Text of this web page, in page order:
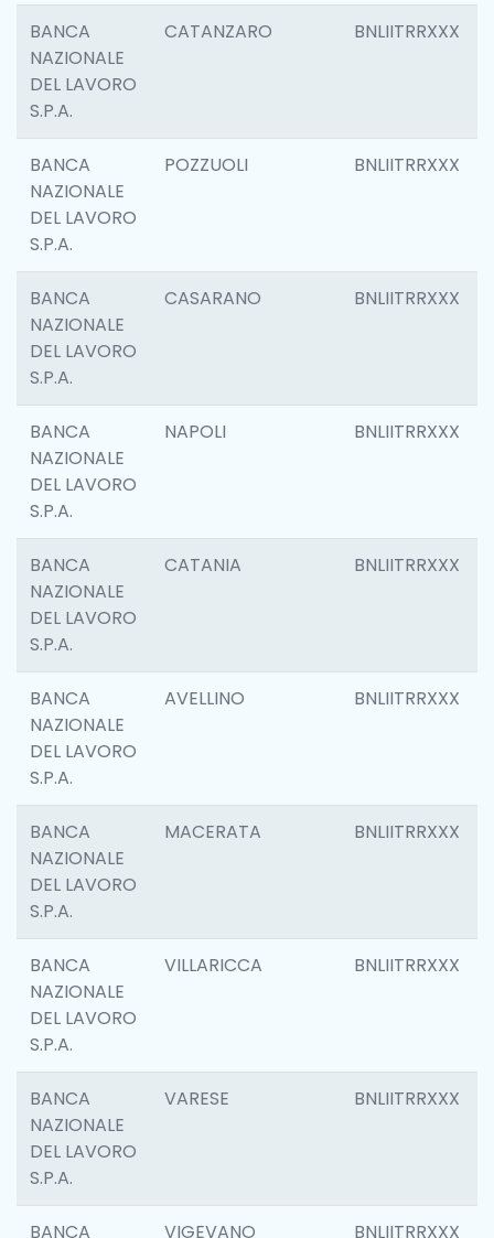
BANCA
NAZIONALE
DEL LAVORO
S.P.A.
CATANZARO BNLIITRRXXX
BANCA
NAZIONALE
DEL LAVORO
S.P.A.
POZZUOLI BNLIITRRXXX
BANCA
NAZIONALE
DEL LAVORO
S.P.A.
CASARANO BNLIITRRXXX
BANCA
NAZIONALE
DEL LAVORO
S.P.A.
NAPOLI BNLIITRRXXX
BANCA
NAZIONALE
DEL LAVORO
S.P.A.
CATANIA BNLIITRRXXX
BANCA
NAZIONALE
DEL LAVORO
S.P.A.
AVELLINO BNLIITRRXXX
BANCA
NAZIONALE
DEL LAVORO
S.P.A.
MACERATA BNLIITRRXXX
BANCA
NAZIONALE
DEL LAVORO
S.P.A.
VILLARICCA BNLIITRRXXX
BANCA
NAZIONALE
DEL LAVORO
S.P.A.
VARESE BNLIITRRXXX
BANCA
VIGEVANO BNLIITRRXXX